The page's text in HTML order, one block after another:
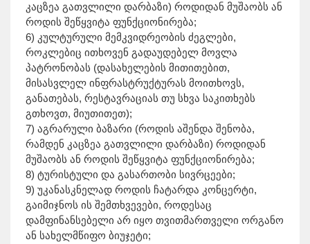
კაცზეა გათვლილი დარბაზი) როდიდან მუშაობს ან
როდის შეწყვიტა ფუნქციონირება;
6) კულტურული მემკვიდრეობის ძეგლები,
როკლებიც ითხოვენ გადაუდებელ მოვლა
პატრონობას (დასახელების მითითებით,
მისასვლელ ინფრასტრუქტურას მოითხოვს,
განათებას, რესტავრაციას თუ სხვა საკითხებს
გთხოვთ, მიუთითეთ);
7) აგრარული ბაზარი (როდის აშენდა შენობა,
რამდენ კაცზეა გათვლილი დარბაზი) როდიდან
მუშაობს ან როდის შეწყვიტა ფუნქციონირება;
8) ტურისტული და გასართობი სივრცეები;
9) უკანასკნელად როდის ჩატარდა კონცერტი,
გაიმიჯნოს ის შემთხვევები, როდესაც
დამფინანსებელი არ იყო თვითმართველი ორგანო
ან სახელმწიფო ბიუჯეტი;